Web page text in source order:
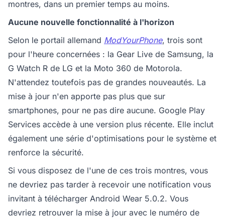
montres, dans un premier temps au moins.
Aucune nouvelle fonctionnalité à l'horizon
Selon le portail allemand ModYourPhone, trois sont
pour l'heure concernées : la Gear Live de Samsung, la
G Watch R de LG et la Moto 360 de Motorola.
N'attendez toutefois pas de grandes nouveautés. La
mise à jour n'en apporte pas plus que sur
smartphones, pour ne pas dire aucune. Google Play
Services accède à une version plus récente. Elle inclut
également une série d'optimisations pour le système et
renforce la sécurité.
Si vous disposez de l'une de ces trois montres, vous
ne devriez pas tarder à recevoir une notification vous
invitant à télécharger Android Wear 5.0.2. Vous
devriez retrouver la mise à jour avec le numéro de